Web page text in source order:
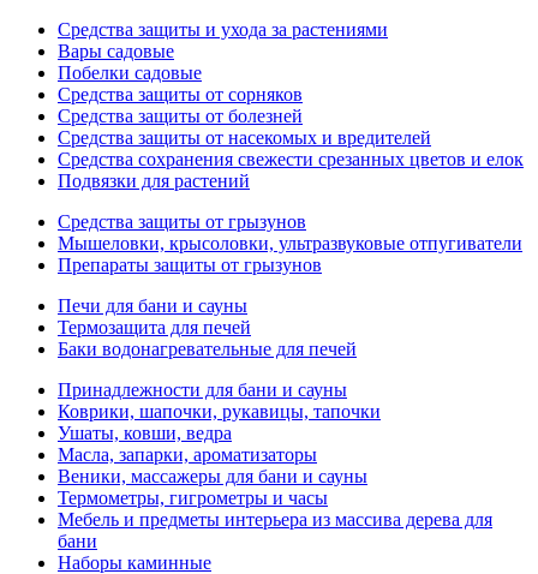
Средства защиты и ухода за растениями
Вары садовые
Побелки садовые
Средства защиты от сорняков
Средства защиты от болезней
Средства защиты от насекомых и вредителей
Средства сохранения свежести срезанных цветов и елок
Подвязки для растений
Средства защиты от грызунов
Мышеловки, крысоловки, ультразвуковые отпугиватели
Препараты защиты от грызунов
Печи для бани и сауны
Термозащита для печей
Баки водонагревательные для печей
Принадлежности для бани и сауны
Коврики, шапочки, рукавицы, тапочки
Ушаты, ковши, ведра
Масла, запарки, ароматизаторы
Веники, массажеры для бани и сауны
Термометры, гигрометры и часы
Мебель и предметы интерьера из массива дерева для
бани
Наборы каминные